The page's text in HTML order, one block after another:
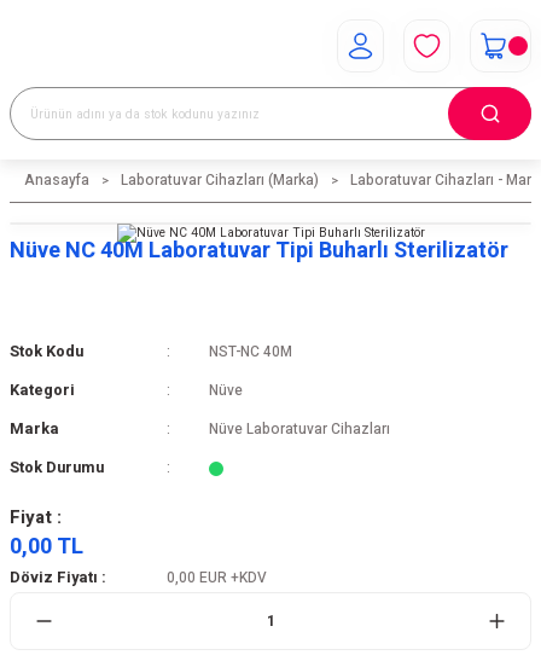
Anasayfa Laboratuvar Cihazları (Marka) Laboratuvar Cihazları -
Nüve NC 40M Laboratuvar Tipi Buharlı Sterilizatör
Stok Kodu NST-NC 40M
Kategori Nüve
Marka Nüve Laboratuvar Cihazları
Stok Durumu
Fiyat :
0,00 TL
Döviz Fiyatı : 0,00 EUR +KDV